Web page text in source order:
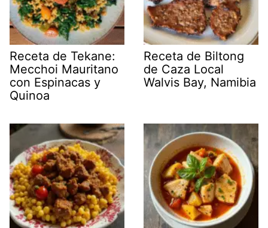
Receta de Tekane:
Mecchoi Mauritano
con Espinacas y
Quinoa
Receta de Biltong
de Caza Local
Walvis Bay, Namibia